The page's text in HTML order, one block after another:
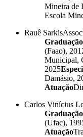
Mineira de
Escola
Rauê Sarkis
Graduação
(Faao),
Municipal,
2025
Damásio,
Atuação
Carlos Vinícius
Graduação
(Ufac),
Atuação